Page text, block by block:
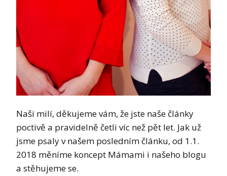
Naši milí, děkujeme vám, že jste naše články
poctivě a pravidelně četli víc než pět let. Jak už
jsme psaly v našem posledním článku, od 1.1.
2018 měníme koncept Mámami i našeho blogu
a stěhujeme se.